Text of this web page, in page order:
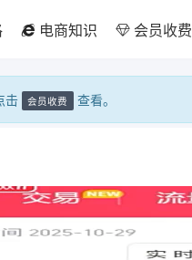
电商知识 会员收费
击 会员收费 查看。